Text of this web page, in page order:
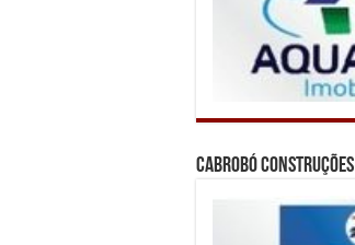
Cabrobó Construções